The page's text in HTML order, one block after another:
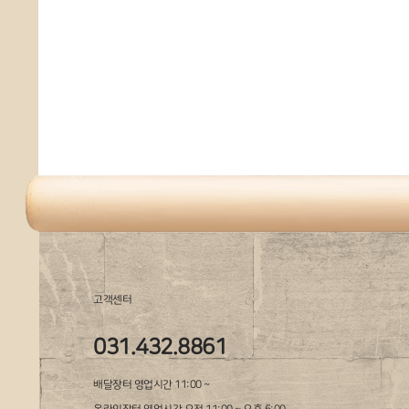
고객센터
031.432.8861
배달장터 영업시간 11:00 ~